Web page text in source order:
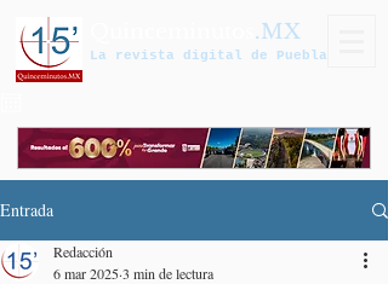
.MX
La revista digital de Puebla
Entrada
Redacción
6 mar 20253 min de lectura